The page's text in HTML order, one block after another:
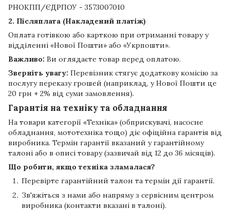
РНОКПП/ЄДРПОУ - 3573007010
2. Післяплата (Накладений платіж)
Оплата готівкою або карткою при отриманні товару у
відділенні «Нової Пошти» або «Укрпошти».
Важливо: Ви оглядаєте товар перед оплатою.
Зверніть увагу: Перевізник стягує додаткову комісію за
послугу переказу грошей (наприклад, у Нової Пошти це
20 грн + 2% від суми замовлення).
Гарантія на техніку та обладнання
На товари категорії «Техніка» (обприскувачі, насосне
обладнання, мототехніка тощо) діє офіційна гарантія від
виробника. Термін гарантії вказаний у гарантійному
талоні або в описі товару (зазвичай від 12 до 36 місяців).
Що робити, якщо техніка зламалася?
Перевірте гарантійний талон та термін дії гарантії.
Зв'яжіться з нами або напряму з сервісним центром
виробника (контакти вказані в талоні).